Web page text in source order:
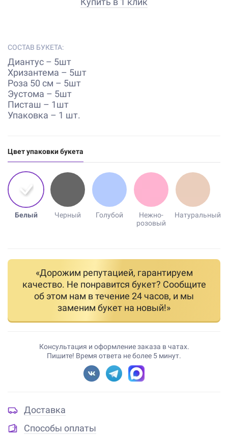
СОСТАВ БУКЕТА:
Диантус – 5шт
Хризантема – 5шт
Роза 50 см – 5шт
Эустома – 5шт
Писташ – 1шт
Упаковка – 1 шт.
Цвет упаковки букета
Белый Черный Голубой
Нежно-
розовый
Натуральный
«Дорожим репутацией, гарантируем
качество. Не понравится букет? Сообщите
об этом нам в течение 24 часов, и мы
заменим букет на новый!»
Консультация и оформление заказа в чатах.
Пишите! Время ответа не более 5 минут.
Доставка
Способы оплаты